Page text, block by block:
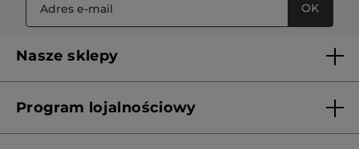
OK
Nasze sklepy
Franczyza
Program lojalnościowy